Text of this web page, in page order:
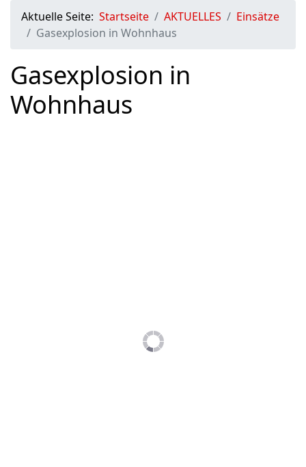
Aktuelle Seite: Startseite AKTUELLES
Einsätze
Gasexplosion in Wohnhaus
Gasexplosion in
Wohnhaus